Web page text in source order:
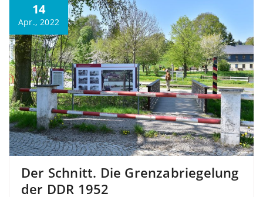
14
Apr., 2022
Der Schnitt. Die Grenzabriegelung
der DDR 1952